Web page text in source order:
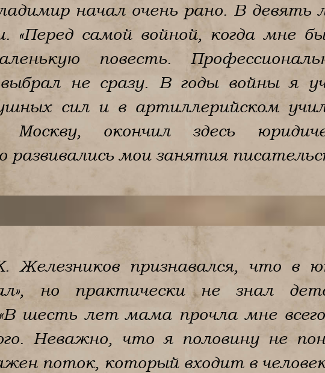
начал очень рано. В девять
«Перед самой войной, когда мне
повесть.
не сразу. В годы войны я
сил и в артиллерийском
окончил здесь
развивались мои занятия
Железников признавался, что в
но практически не знал
шесть лет мама прочла мне
Неважно, что я половину не
поток, который входит в